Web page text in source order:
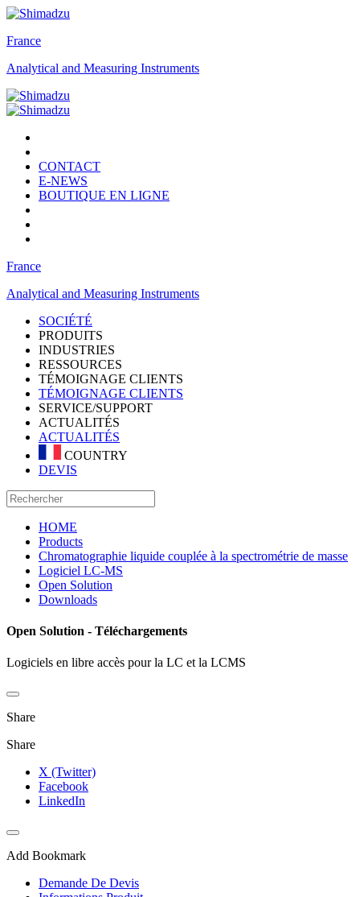
France
Analytical and Measuring Instruments
CONTACT
E-NEWS
BOUTIQUE EN LIGNE
France
Analytical and Measuring Instruments
SOCIÉTÉ
PRODUITS
INDUSTRIES
RESSOURCES
TÉMOIGNAGE CLIENTS
TÉMOIGNAGE CLIENTS
SERVICE/SUPPORT
ACTUALITÉS
ACTUALITÉS
COUNTRY
DEVIS
HOME
Products
Chromatographie liquide couplée à la spectrométrie de masse
Logiciel LC-MS
Open Solution
Downloads
Open Solution - Téléchargements
Logiciels en libre accès pour la LC et la LCMS
Share
Share
X (Twitter)
Facebook
LinkedIn
Add Bookmark
Demande De Devis